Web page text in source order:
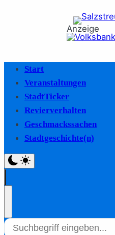
Anzeige
Start
Veranstaltungen
StadtTicker
Revierverhalten
Geschmackssachen
Stadtgeschichte(n)